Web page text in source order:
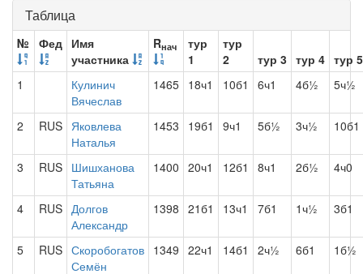
Таблица
№ Фед Имя
участника
Rнач
тур
1
тур
2
тур 3 тур 4 тур 5
1
Кулинич
Вячеслав
1465 18ч1 10б1 6ч1 4б½ 5ч½
2 RUS Яковлева
Наталья
1453 19б1 9ч1 5б½ 3ч½ 10б1
3 RUS Шишханова
Татьяна
1400 20ч1 12б1 8ч1 2б½ 4ч0
4 RUS Долгов
Александр
1398 21б1 13ч1 7б1 1ч½ 3б1
5 RUS Скоробогатов
Семён
1349 22ч1 14б1 2ч½ 6б1 1б½